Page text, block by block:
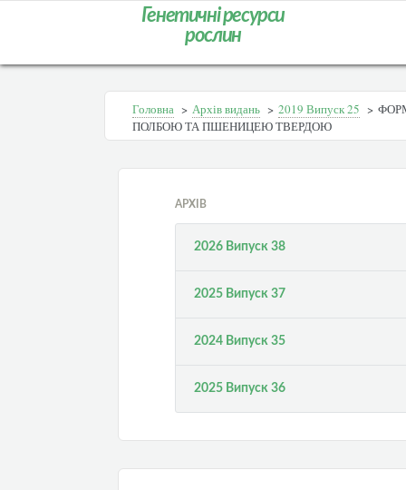
Генетичні ресурси
рослин
Головна > Архів видань > 2019 Випуск 25 >
ПОЛБОЮ ТА ПШЕНИЦЕЮ ТВЕРДОЮ
АРХІВ
2026 Випуск 38
2025 Випуск 37
2024 Випуск 35
2025 Випуск 36